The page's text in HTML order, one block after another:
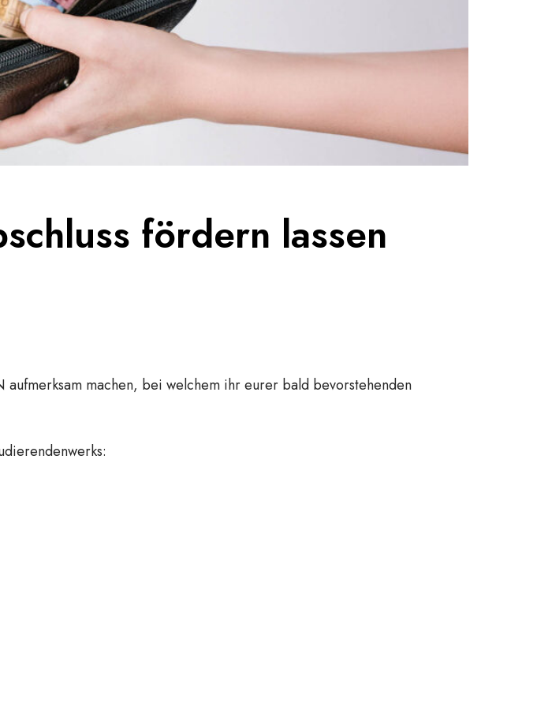
fördern lassen
aufmerksam machen, bei welchem ihr eurer bald bevorstehenden